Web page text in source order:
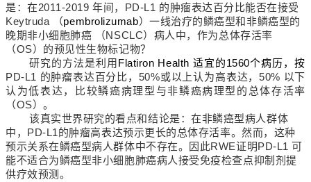
是：在2011-2019 年间，PD-L1 的肿瘤表达百分比能否在接受
Keytruda （pembrolizumab）一线治疗的鳞癌型和非鳞癌型的
晚期非小细胞肺癌 （NSCLC）病人中，作为总体存活率
（OS）的预见性生物标记物？
研究的方法是利用 Flatiron Health 适宜的1560个病历，按
PD-L1 的肿瘤表达百分比，50%或以上认为高表达，50% 以下
认为低表达，比较鳞癌病理型与非鳞癌病理型的总体存活率
（OS）。
该真实世界研究的看点和结论是：在非鳞癌型病人群体
中，PD-L1的肿瘤高表达预示更长的总体存活率。然而，这种
预示关系在鳞癌型病人群体中不存在。因此RWE证明PD-L1 可
能不适合为鳞癌型非小细胞肺癌病人接受免疫检查点抑制剂提
供疗效预测。